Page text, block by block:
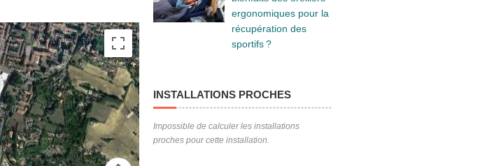
ergonomiques pour la
récupération des
sportifs ?
INSTALLATIONS PROCHES
Impossible de calculer les installations
proches pour cette installation.